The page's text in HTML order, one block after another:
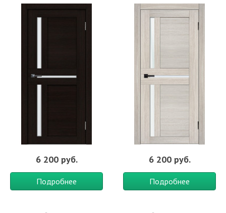
6 200 руб.
Подробнее
6 200 руб.
Подробнее